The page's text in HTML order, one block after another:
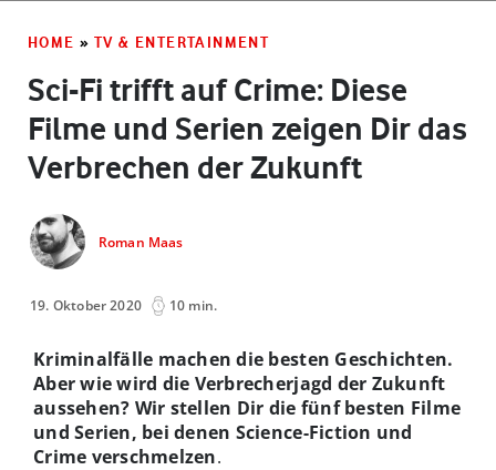
HOME » TV & ENTERTAINMENT
Sci-Fi trifft auf Crime: Diese
Filme und Serien zeigen Dir das
Verbrechen der Zukunft
Roman Maas
19. Oktober 2020 10 min.
Kriminalfälle machen die besten Geschichten.
Aber wie wird die Verbrecherjagd der Zukunft
aussehen? Wir stellen Dir die fünf besten Filme
und Serien, bei denen Science-Fiction und
Crime verschmelzen.